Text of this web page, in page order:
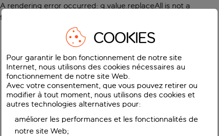
A rendering error occurred: g.value.replaceAll is not a
function
COOKIES
Pour garantir le bon fonctionnement de notre site
Internet, nous utilisons des cookies nécessaires au
fonctionnement de notre site Web.
Avec votre consentement, que vous pouvez retirer ou
modifier à tout moment, nous utilisons des cookies et
autres technologies alternatives pour:
améliorer les performances et les fonctionnalités de
notre site Web;